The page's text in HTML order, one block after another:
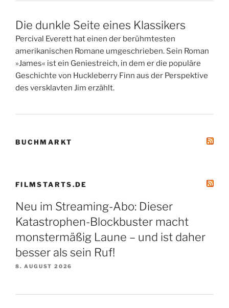
Die dunkle Seite eines Klassikers
Percival Everett hat einen der berühmtesten
amerikanischen Romane umgeschrieben. Sein Roman
»James« ist ein Geniestreich, in dem er die populäre
Geschichte von Huckleberry Finn aus der Perspektive
des versklavten Jim erzählt.
BUCHMARKT
FILMSTARTS.DE
Neu im Streaming-Abo: Dieser
Katastrophen-Blockbuster macht
monstermäßig Laune – und ist daher
besser als sein Ruf!
8. AUGUST 2026